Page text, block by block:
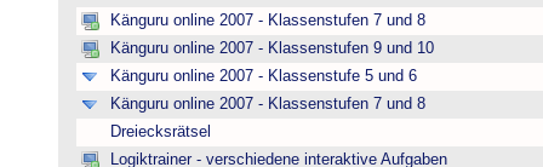
Känguru online 2007 - Klassenstufen 7 und 8
Känguru online 2007 - Klassenstufen 9 und 10
Känguru online 2007 - Klassenstufe 5 und 6
Känguru online 2007 - Klassenstufen 7 und 8
Dreiecksrätsel
Logiktrainer - verschiedene interaktive Aufgaben